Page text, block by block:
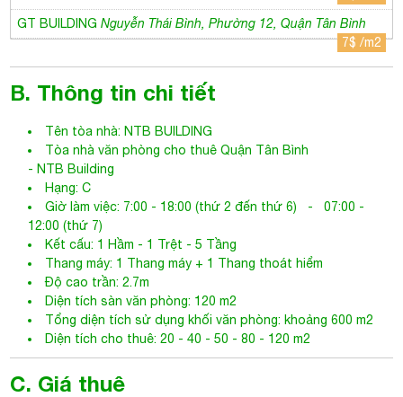
GT BUILDINGNguyễn Thái Bình, Phường 12, Quận Tân Bình
7$ /m2
B. Thông tin chi tiết
Tên tòa nhà: NTB BUILDING
Tòa nhà văn phòng cho thuê Quận Tân Bình
- NTB Building
Hạng: C
Giờ làm việc: 7:00 - 18:00 (thứ 2 đến thứ 6) - 07:00 -
12:00 (thứ 7)
Kết cấu: 1 Hầm - 1 Trệt - 5 Tầng
Thang máy: 1 Thang máy + 1 Thang thoát hiểm
Độ cao trần: 2.7m
Diện tích sàn văn phòng: 120 m2
Tổng diện tích sử dụng khối văn phòng: khoảng 600 m2
Diện tích cho thuê: 20 - 40 - 50 - 80 - 120 m2
C. Giá thuê